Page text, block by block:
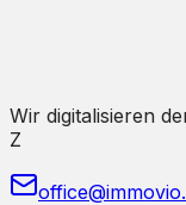
Wir digitalisieren
Z